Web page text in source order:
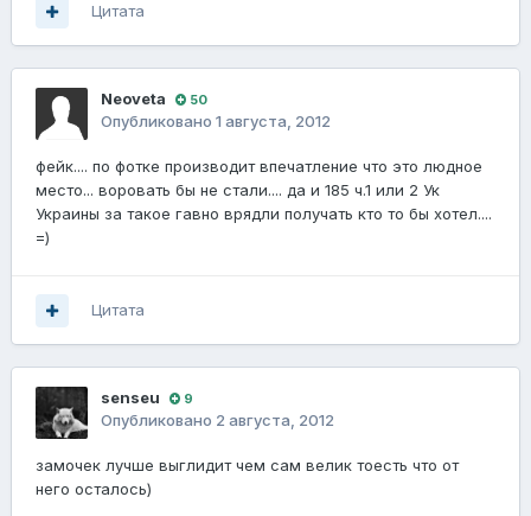
Цитата
Neoveta 50
Опубликовано 1 августа, 2012
фейк.... по фотке производит впечатление что это людное
место... воровать бы не стали.... да и 185 ч.1 или 2 Ук
Украины за такое гавно врядли получать кто то бы хотел....
=)
Цитата
senseu 9
Опубликовано 2 августа, 2012
замочек лучше выглидит чем сам велик тоесть что от
него осталось)